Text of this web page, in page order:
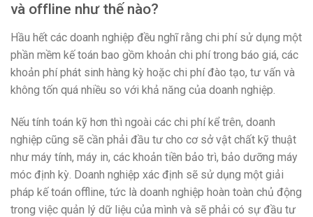
và offline như thế nào?
Hầu hết các doanh nghiệp đều nghĩ rằng chi phí sử dụng một
phần mềm kế toán bao gồm khoản chi phí trong báo giá, các
khoản phí phát sinh hàng kỳ hoặc chi phí đào tạo, tư vấn và
không tốn quá nhiều so với khả năng của doanh nghiệp.
Nếu tính toán kỹ hơn thì ngoài các chi phí kể trên, doanh
nghiệp cũng sẽ cần phải đầu tư cho cơ sở vật chất kỹ thuật
như máy tính, máy in, các khoản tiền bảo trì, bảo dưỡng máy
móc định kỳ. Doanh nghiệp xác định sẽ sử dụng một giải
pháp kế toán offline, tức là doanh nghiệp hoàn toàn chủ động
trong việc quản lý dữ liệu của mình và sẽ phải có sự đầu tư